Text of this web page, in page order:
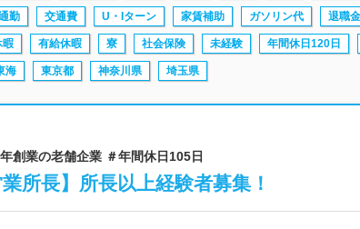
勤 交通費 U・Iターン 家賃補助 ガソリン代 退職金
暇 有給休暇 寮 社会保険 未経験 年間休日120日
海 東京都 神奈川県 埼玉県
創業の老舗企業 ＃年間休日105日
所長】所長以上経験者募集！